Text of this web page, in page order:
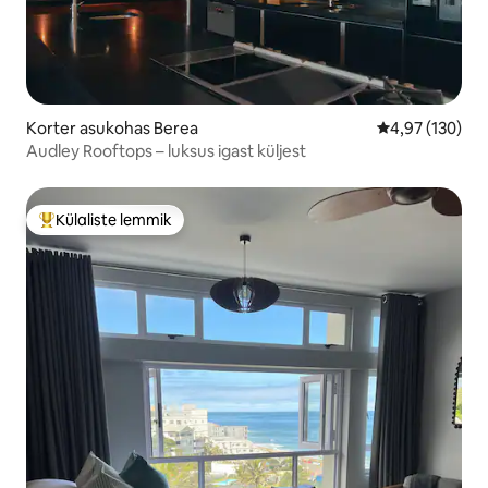
Korter asukohas Berea Keskmine
4,97 (130)
Audley Rooftops – luksus igast küljest
Külaliste suur lemmik
Külaliste lemmik